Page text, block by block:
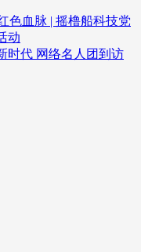
色血脉 | 摇橹船科技党
动
时代 网络名人团到访